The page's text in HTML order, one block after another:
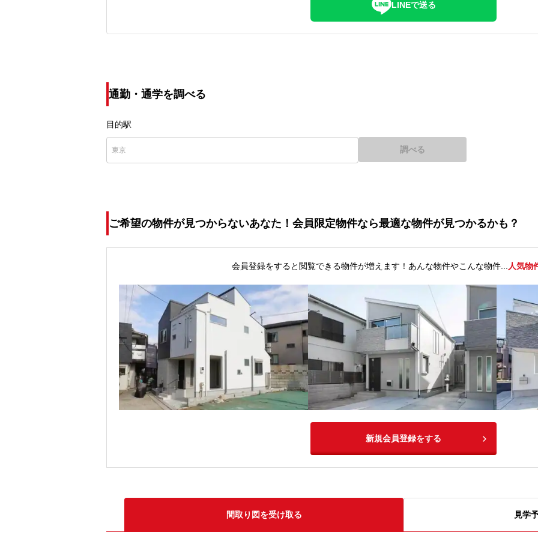
LINEで送る
通勤・通学を調べる
目的駅
調べる
ご希望の物件が見つからないあなた！会員限定物件なら最適な物件が見つかるかも？
会員登録をすると閲覧できる物件が増えます！あんな物件やこんな物件...人気物
新規会員登録をする
間取り図を受け取る 見学